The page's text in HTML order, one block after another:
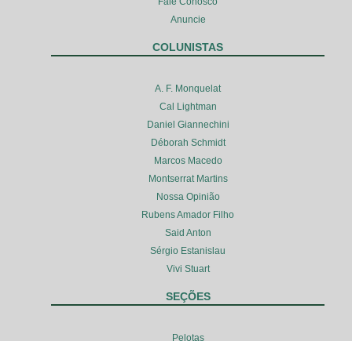
Anuncie
COLUNISTAS
A. F. Monquelat
Cal Lightman
Daniel Giannechini
Déborah Schmidt
Marcos Macedo
Montserrat Martins
Nossa Opinião
Rubens Amador Filho
Said Anton
Sérgio Estanislau
Vivi Stuart
SEÇÕES
Pelotas